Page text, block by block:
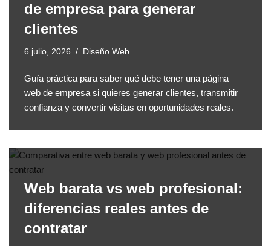
de empresa para generar
clientes
6 julio, 2026 Diseño Web
Guía práctica para saber qué debe tener una página
web de empresa si quieres generar clientes, transmitir
confianza y convertir visitas en oportunidades reales.
Web barata vs web profesional:
diferencias reales antes de
contratar